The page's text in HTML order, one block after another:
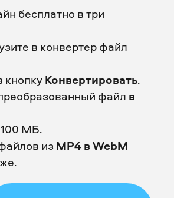
бесплатно в три
в конвертер файл
кнопкуКонвертировать.
файл в
МБ.
из MP4 в WebM